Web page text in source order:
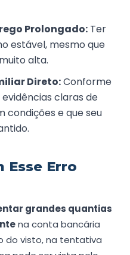
Prolongado: Ter
estável, mesmo que
alta.
Direto:Conforme
claras de
condições e que seu
Esse Erro
grandes quantias
na conta bancária
do visto, na tentativa